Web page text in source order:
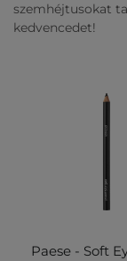
szemhéjtusokat
kedvencedet!
Paese - Soft